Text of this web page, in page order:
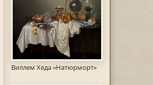
Виллем Хеда «Натюрморт»